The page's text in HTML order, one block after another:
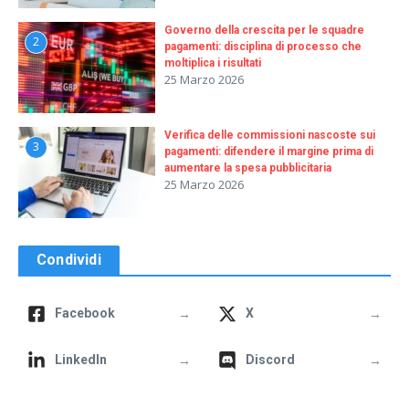
2
Governo della crescita per le squadre
pagamenti: disciplina di processo che
moltiplica i risultati
25 Marzo 2026
3
Verifica delle commissioni nascoste sui
pagamenti: difendere il margine prima di
aumentare la spesa pubblicitaria
25 Marzo 2026
Condividi
Facebook → X →
LinkedIn → Discord →